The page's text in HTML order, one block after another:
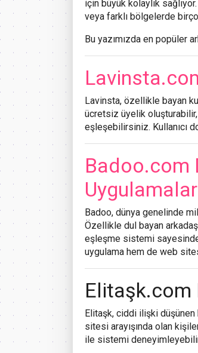
için büyük kolaylık
veya farklı bölgelerde
Bu yazımızda en popüler
Lavinsta, özellikle bayan
ücretsiz üyelik
eşleşebilirsiniz. Kullanıcı
Badoo.com
Badoo, dünya genelinde
Özellikle dul bayan
eşleşme sistemi
uygulama hem de web
Elitaşk.com
Elitaşk, ciddi ilişki düşünen
sitesi arayışında olan
ile sistemi